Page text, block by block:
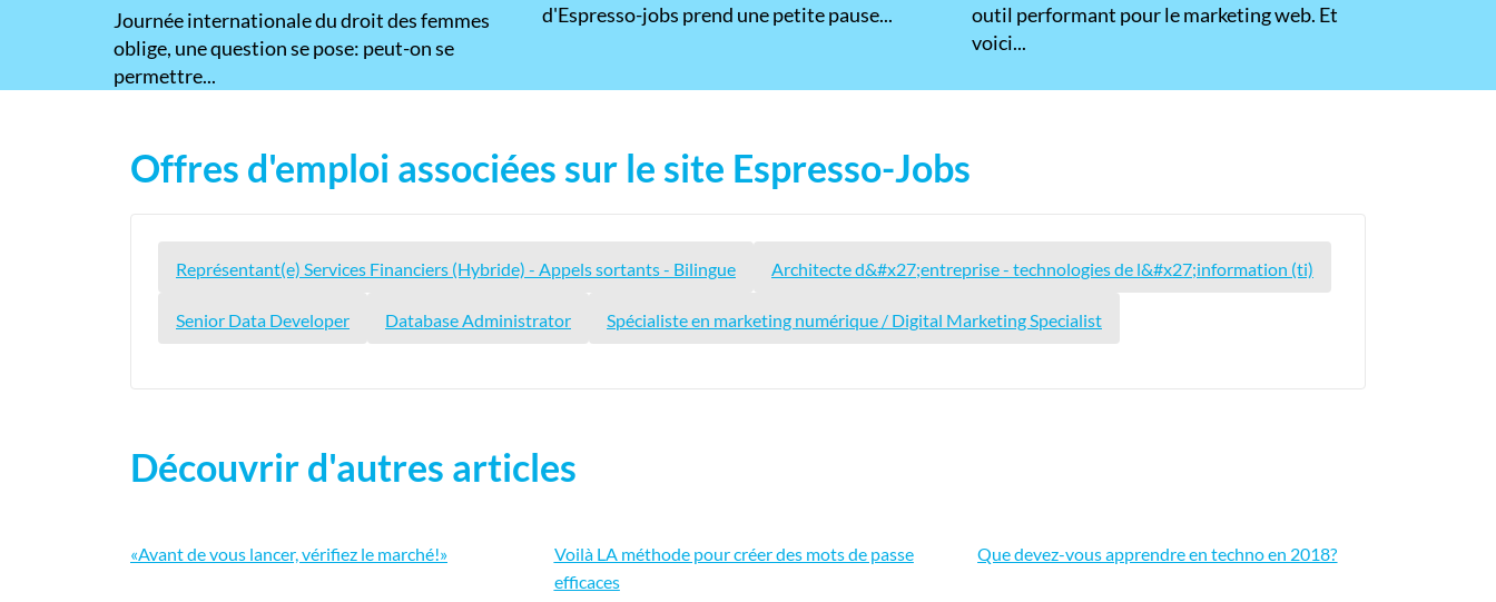
​Journée internationale du droit des femmes
oblige, une question se pose: peut-on se
permettre...
d'Espresso-jobs prend une petite pause...
outil performant pour le marketing web. Et
voici...
Offres d'emploi associées sur le site Espresso-Jobs
Représentant(e) Services Financiers (Hybride) - Appels sortants - Bilingue Architecte d&#x27;entreprise - technologies de l&#x27;information (ti)
Senior Data Developer Database Administrator Spécialiste en marketing numérique / Digital Marketing Specialist
Découvrir d'autres articles
«Avant de vous lancer, vérifiez le marché!»
Voilà LA méthode pour créer des mots de passe
efficaces
Que devez-vous apprendre en techno en 2018?